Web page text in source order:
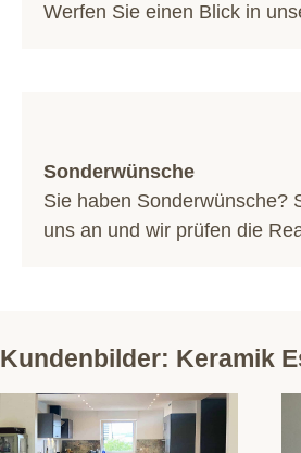
Werfen Sie einen Blick in
Sonderwünsche
Sie haben Sonderwünsche?
uns an und wir prüfen die
Kundenbilder: Keramik